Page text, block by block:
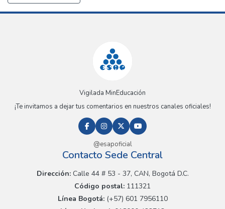
Vigilada MinEducación
¡Te invitamos a dejar tus comentarios en nuestros canales oficiales!
@esapoficial
Contacto Sede Central
Dirección:Calle 44 # 53 - 37, CAN, Bogotá D.C.
Código postal: 111321
Línea Bogotá:(+57) 601 7956110